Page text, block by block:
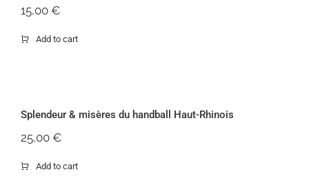
15,00 €
Add to cart
Splendeur & misères du handball Haut-Rhinois
25,00 €
Add to cart